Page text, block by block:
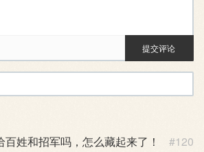
启用。您的评论可
提交评论
#120
姓和招军吗，怎么藏起来了！